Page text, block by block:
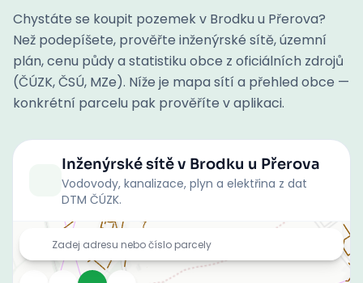
Chystáte se koupit pozemek v Brodku u Přerova?
Než podepíšete, prověřte inženýrské sítě, územní
plán, cenu půdy a statistiku obce z oficiálních zdrojů
(ČÚZK, ČSÚ, MZe). Níže je mapa sítí a přehled obce —
konkrétní parcelu pak prověříte v aplikaci.
Inženýrské sítěv Brodku u Přerova
Vodovody, kanalizace, plyn a elektřina z dat
DTM ČÚZK.